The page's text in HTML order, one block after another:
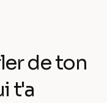
de ton
t'a